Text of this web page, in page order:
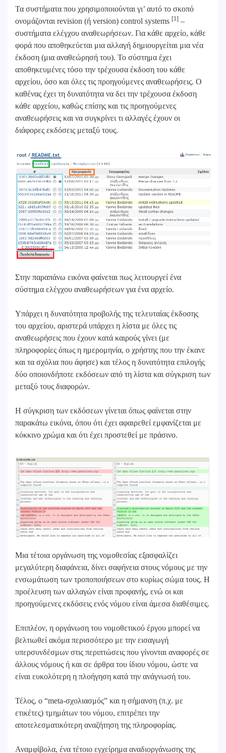
Τα συστήματα που χρησιμοποιούνται γι’ αυτό το σκοπό
ονομάζονται revision (ή version) control systems [1] –
συστήματα ελέγχου αναθεωρήσεων. Για κάθε αρχείο, κάθε
φορά που αποθηκεύεται μια αλλαγή δημιουργείται μια νέα
έκδοση (μια αναθεώρησή του). Το σύστημα έχει
αποθηκευμένες τόσο την τρέχουσα έκδοση του κάθε
αρχείου, όσο και όλες τις προηγούμενες αναθεωρήσεις. Ο
καθένας έχει τη δυνατότητα να δει την τρέχουσα έκδοση
κάθε αρχείου, καθώς επίσης και τις προηγούμενες
αναθεωρήσεις και να συγκρίνει τι αλλαγές έχουν οι
διάφορες εκδόσεις μεταξύ τους.
Στην παραπάνω εικόνα φαίνεται πως λειτουργεί ένα
σύστημα ελέγχου αναθεωρήσεων για ένα αρχείο.
Υπάρχει η δυνατότητα προβολής της τελευταίας έκδοσης
του αρχείου, αριστερά υπάρχει η λίστα με όλες τις
αναθεωρήσεις που έχουν κατά καιρούς γίνει (με
πληροφορίες όπως η ημερομηνία, ο χρήστης που την έκανε
και τα σχόλια που άφησε) και τέλος η δυνατότητα επιλογής
δύο οποιονδήποτε εκδόσεων από τη λίστα και σύγκριση των
μεταξύ τους διαφορών.
Η σύγκριση των εκδόσεων γίνεται όπως φαίνεται στην
παρακάτω εικόνα, όπου ότι έχει αφαιρεθεί εμφανίζεται με
κόκκινο χρώμα και ότι έχει προστεθεί με πράσινο.
Μια τέτοια οργάνωση της νομοθεσίας εξασφαλίζει
μεγαλύτερη διαφάνεια, δίνει σαφήνεια στους νόμους με την
ενσωμάτωση των τροποποιήσεων στο κυρίως σώμα τους. Η
προέλευση των αλλαγών είναι προφανής, ενώ οι και
προηγούμενες εκδόσεις ενός νόμου είναι άμεσα διαθέσιμες.
Επιπλέον, η οργάνωση του νομοθετικού έργου μπορεί να
βελτιωθεί ακόμα περισσότερο με την εισαγωγή
υπερσυνδέσμων στις περιπτώσεις που γίνονται αναφορές σε
άλλους νόμους ή και σε άρθρα του ίδιου νόμου, ώστε να
είναι ευκολότερη η πλοήγηση κατά την ανάγνωσή του.
Τέλος, ο “meta-σχολιασμός” και η σήμανση (π.χ. με
ετικέτες) τμημάτων του νόμου, επιτρέπει την
αποτελεσματικότερη αναζήτηση της πληροφορίας.
Αναμφίβολα, ένα τέτοιο εγχείρημα αναδιοργάνωσης της